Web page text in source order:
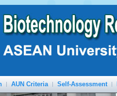
AUN Criteria Self-Assessment